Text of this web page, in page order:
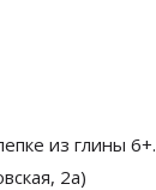
из глины 6+.
2а)